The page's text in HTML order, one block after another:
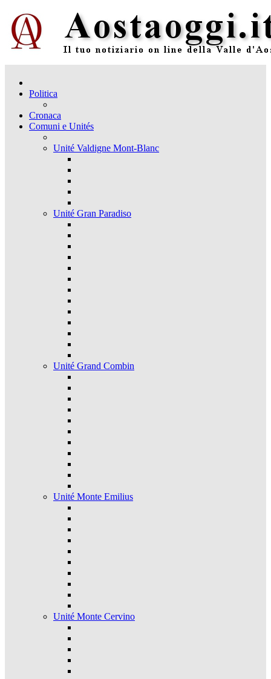
Politica
Cronaca
Comuni e Unités
Unité Valdigne Mont-Blanc
Unité Gran Paradiso
Unité Grand Combin
Unité Monte Emilius
Unité Monte Cervino